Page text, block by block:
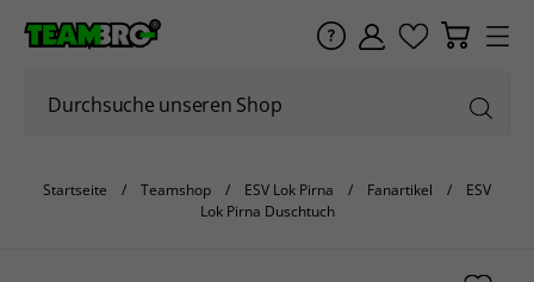
Startseite Teamshop ESV Lok Pirna Fanartikel
ESV
Lok Pirna Duschtuch